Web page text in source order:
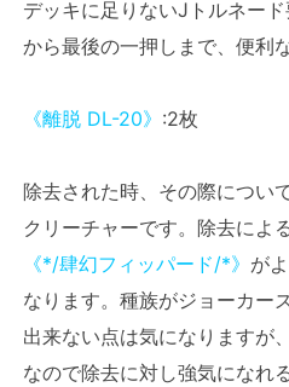
デッキに足りないJトルネー
から最後の一押しまで、便利
《離脱 DL-20》 :2枚
除去された時、その際につい
クリーチャーです。除去によ
《*/肆幻フィッパード/*》 が
なります。種族がジョーカー
出来ない点は気になりますが
なので除去に対し強気になれ